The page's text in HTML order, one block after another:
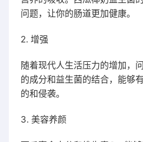
问题，让你的肠道更加健康。
2. 增强
随着现代人生活压力的增加，
的成分和益生菌的结合，能够
的和侵袭。
3. 美容养颜